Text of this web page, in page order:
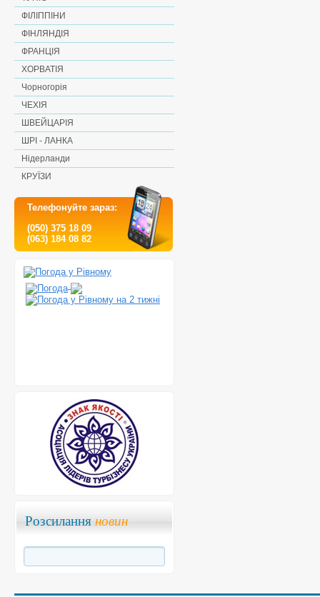
ФІЛІППІНИ
ФІНЛЯНДІЯ
ФРАНЦІЯ
ХОРВАТІЯ
Чорногорія
ЧЕХІЯ
ШВЕЙЦАРІЯ
ШРІ - ЛАНКА
Нідерланди
КРУЇЗИ
Телефонуйте зараз:
(050) 375 18 09
(063) 184 08 82
Розсилання новин